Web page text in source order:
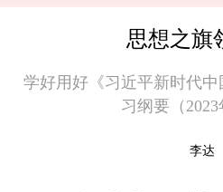
思想之旗
学好用好《习近平新时代
习纲要（2023
李达